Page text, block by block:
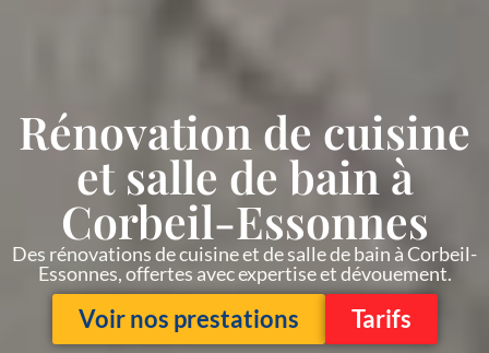
Rénovation de cuisine
et salle de bain à
Corbeil-Essonnes
Des rénovations de cuisine et de salle de bain à Corbeil-
Essonnes, offertes avec expertise et dévouement.
Voir nos prestations Tarifs